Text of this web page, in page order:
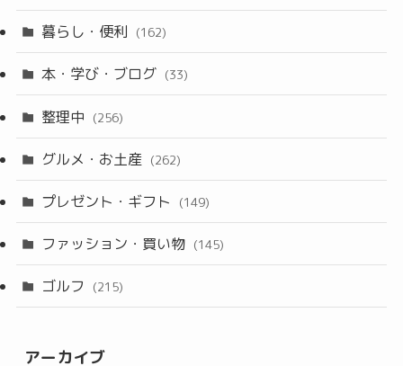
暮らし・便利 (162)
本・学び・ブログ (33)
整理中 (256)
グルメ・お土産 (262)
プレゼント・ギフト (149)
ファッション・買い物 (145)
ゴルフ (215)
アーカイブ